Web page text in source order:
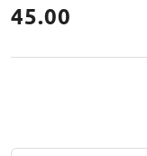
cena:
45.00